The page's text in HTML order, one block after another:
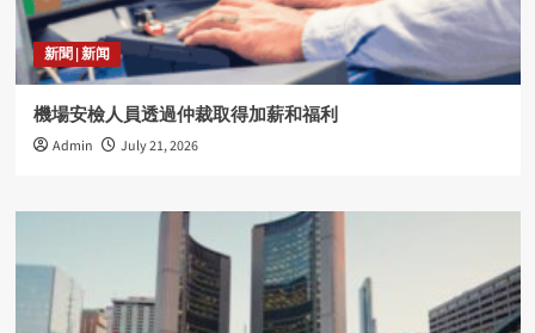
新聞 | 新闻
機場安檢人員透過仲裁取得加薪和福利
Admin July 21, 2026